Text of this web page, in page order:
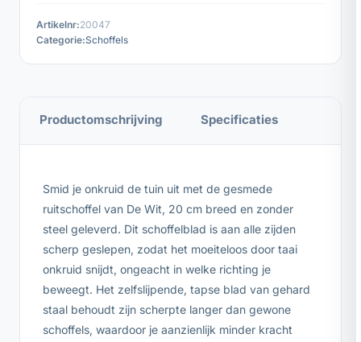
Artikelnr:20047
Categorie:Schoffels
Productomschrijving Specificaties
Smid je onkruid de tuin uit met de gesmede
ruitschoffel van De Wit, 20 cm breed en zonder
steel geleverd. Dit schoffelblad is aan alle zijden
scherp geslepen, zodat het moeiteloos door taai
onkruid snijdt, ongeacht in welke richting je
beweegt. Het zelfslijpende, tapse blad van gehard
staal behoudt zijn scherpte langer dan gewone
schoffels, waardoor je aanzienlijk minder kracht